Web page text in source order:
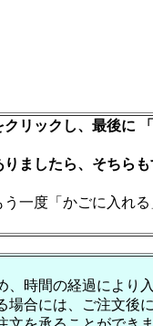
リックし、最後に
ましたら、そちら
う一度「かごに入れ
、時間の経過により
場合には、ご注文後